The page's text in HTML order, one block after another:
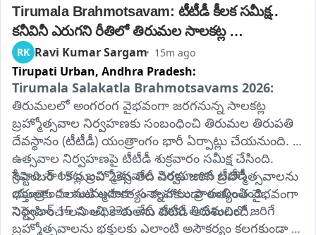
Tirumala Brahmotsavam: టీటీడీ కీలక సమీక్ష..
కనీవినీ ఎరుగని రీతిలో తిరుమల సాలకట్ల
బ్రహ్మోత్సవాలు
RK Ravi Kumar Sargam 15m ago
Tirupati Urban, Andhra Pradesh:
Tirumala Salakatla Brahmotsavams 2026:
తిరుమలలో అంగరంగ వైభవంగా జరగనున్న సాలకట్ల
బ్రహ్మోత్సవాల నిర్వహణకు సంబంధించి తిరుమల తిరుపతి
దేవస్థానం (టీటీడీ) యంత్రాంగం భారీ ఏర్పాట్లు చేయనుంది.
ఉత్సవాల నిర్వహణపై టీటీడీ శుక్రవారం సమీక్ష చేసింది.
సెప్టెంబర్ 15 నుంచి 23వ తేదీ వరకు జరిగే బ్రహ్మోత్సవాలను
భక్తులకు ఎలాంటి అసౌకర్యం కలగకుండా అత్యంత వైభవంగా
నిర్వహించాలని అధికారులను టీటీడీ ఆదేశించింది.
శ్రీవారి సాలకట్ల బ్రహ్మోత్సవాల నిర్వహణకు టీటీడీ
యంత్రాంగం ముమ్మరంగా సన్నాహాలు ప్రారంభించింది.
సెప్టెంబర్ 15 నుంచి 23వ తేదీ వరకు తిరుమలలో జరిగే
బ్రహ్మోత్సవాలను భక్తులకు ఎలాంటి అసౌకర్యం కలగకుండా